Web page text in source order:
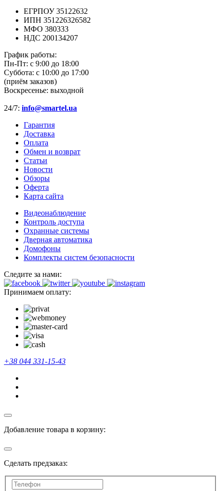
ЕГРПОУ 35122632
ИПН 351226326582
МФО 380333
НДС 200134207
График работы:
Пн-Пт: с 9:00 до 18:00
Суббота: с 10:00 до 17:00
(приём заказов)
Воскресенье: выходной
24/7: info@smartel.ua
Гарантия
Доставка
Оплата
Обмен и возврат
Статьи
Новости
Обзоры
Оферта
Карта сайта
Видеонаблюдение
Контроль доступа
Охранные системы
Дверная автоматика
Домофоны
Комплекты систем безопасности
Следите за нами:
Принимаем оплату:
+38 044 331-15-43
Добавление товара в корзину:
Сделать предзаказ: